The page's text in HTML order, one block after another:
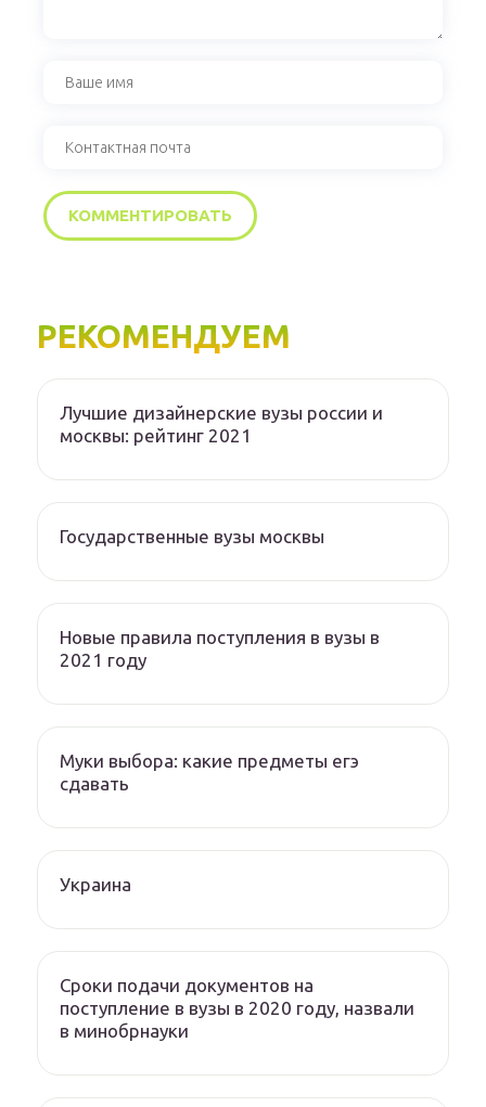
РЕКОМЕНДУЕМ
Лучшие дизайнерские вузы россии и
москвы: рейтинг 2021
Государственные вузы москвы
Новые правила поступления в вузы в
2021 году
Муки выбора: какие предметы егэ
сдавать
Украина
Сроки подачи документов на
поступление в вузы в 2020 году, назвали
в минобрнауки